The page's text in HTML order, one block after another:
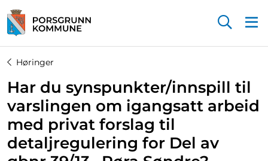
Høringer
Har du synspunkter/innspill til
varslingen om igangsatt arbeid
med privat forslag til
detaljregulering for Del av